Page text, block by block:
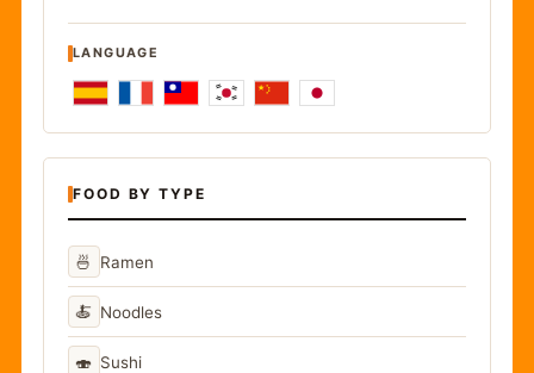
LANGUAGE
FOOD BY TYPE
🍜 Ramen
🍝 Noodles
🍣 Sushi